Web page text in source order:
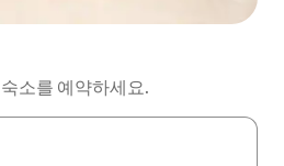
소를 예약하세요.
살표 키를 사용하거나 터치 또는 스와이